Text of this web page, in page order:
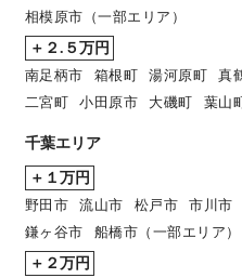
相模原市（一部エリア）
＋２.５万円
南足柄市
箱根町 湯河原町 真
二宮町
小田原市 大磯町 葉山
千葉エリア
＋１万円
野田市
流山市 松戸市 市川市
鎌ヶ谷市
船橋市（一部エリア）
＋２万円